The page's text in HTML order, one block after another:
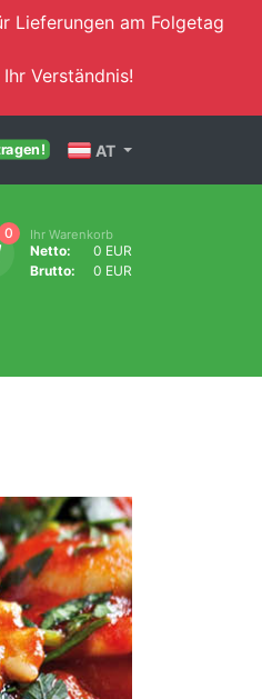
Lieferungen am Folgetag
Verständnis!
AT
0 Ihr Warenkorb
Netto:
0 EUR
Brutto:
0 EUR